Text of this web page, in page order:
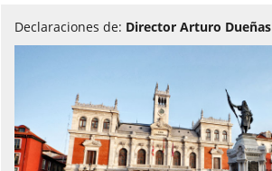
Declaraciones de: Director Arturo Dueñas